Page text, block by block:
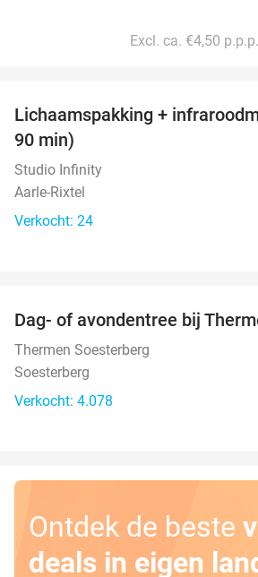
Excl. ca. €4,50
Lichaamspakking +
90 min)
Studio Infinity
Aarle-Rixtel
Verkocht: 24
Dag- of avondentree bij
Thermen Soesterberg
Soesterberg
Verkocht: 4.078
Ontdek de beste
deals in eigen